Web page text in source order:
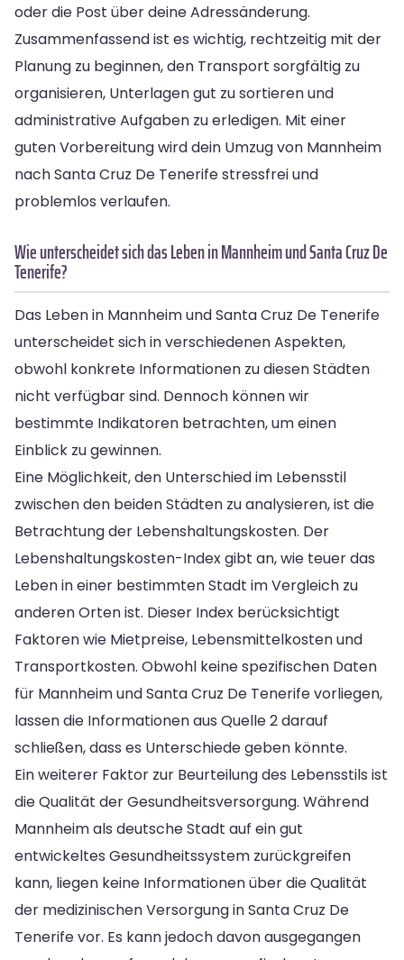
oder die Post über deine Adressänderung.
Zusammenfassend ist es wichtig, rechtzeitig mit der
Planung zu beginnen, den Transport sorgfältig zu
organisieren, Unterlagen gut zu sortieren und
administrative Aufgaben zu erledigen. Mit einer
guten Vorbereitung wird dein Umzug von Mannheim
nach Santa Cruz De Tenerife stressfrei und
problemlos verlaufen.
Wie unterscheidet sich das Leben in Mannheim und Santa Cruz De
Tenerife?
Das Leben in Mannheim und Santa Cruz De Tenerife
unterscheidet sich in verschiedenen Aspekten,
obwohl konkrete Informationen zu diesen Städten
nicht verfügbar sind. Dennoch können wir
bestimmte Indikatoren betrachten, um einen
Einblick zu gewinnen.
Eine Möglichkeit, den Unterschied im Lebensstil
zwischen den beiden Städten zu analysieren, ist die
Betrachtung der Lebenshaltungskosten. Der
Lebenshaltungskosten-Index gibt an, wie teuer das
Leben in einer bestimmten Stadt im Vergleich zu
anderen Orten ist. Dieser Index berücksichtigt
Faktoren wie Mietpreise, Lebensmittelkosten und
Transportkosten. Obwohl keine spezifischen Daten
für Mannheim und Santa Cruz De Tenerife vorliegen,
lassen die Informationen aus Quelle 2 darauf
schließen, dass es Unterschiede geben könnte.
Ein weiterer Faktor zur Beurteilung des Lebensstils ist
die Qualität der Gesundheitsversorgung. Während
Mannheim als deutsche Stadt auf ein gut
entwickeltes Gesundheitssystem zurückgreifen
kann, liegen keine Informationen über die Qualität
der medizinischen Versorgung in Santa Cruz De
Tenerife vor. Es kann jedoch davon ausgegangen